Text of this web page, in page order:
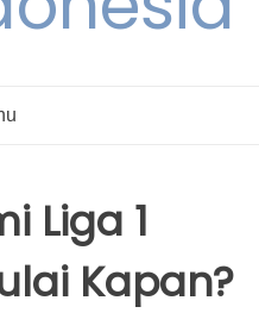
Liga 1
Kapan?